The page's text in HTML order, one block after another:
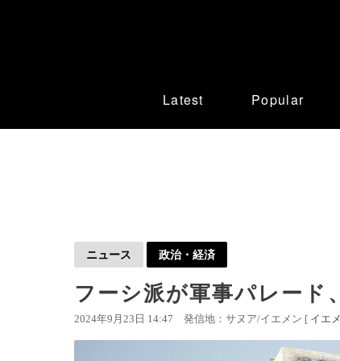
Latest Popular
ニュース 政治・経済
フーシ派が軍事パレード
2024年9月23日 14:47 発信地：サヌア/イエメン [ イエ